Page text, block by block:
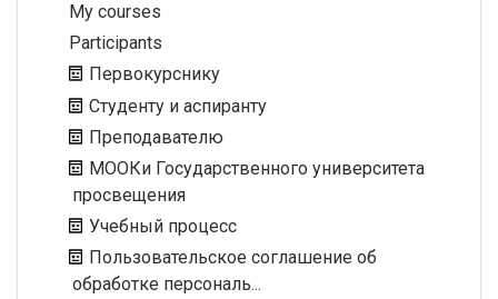
My courses
Participants
Первокурснику
Студенту и аспиранту
Преподавателю
МООКи Государственного университета
просвещения
Учебный процесс
Пользовательское соглашение об
обработке персональ...